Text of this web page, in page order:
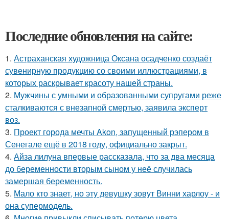
Последние обновления на сайте:
1. Астраханская художница Оксана осадченко создаёт
сувенирную продукцию со своими иллюстрациями, в
которых раскрывает красоту нашей страны.
2. Мужчины с умными и образованными супругами реже
сталкиваются с внезапной смертью, заявила эксперт
воз.
3. Проект города мечты Akon, запущенный рэпером в
Сенегале ещё в 2018 году, официально закрыт.
4. Айза лилуна впервые рассказала, что за два месяца
до беременности вторым сыном у неё случилась
замершая беременность.
5. Мало кто знает, но эту девушку зовут Винни харлоу - и
она супермодель.